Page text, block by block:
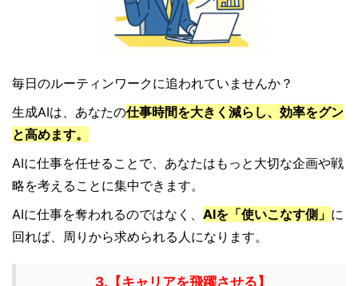
毎日のルーティンワークに追われていませんか？
生成AIは、あなたの仕事時間を大きく減らし、効率をグン
と高めます。
AIに仕事を任せることで、あなたはもっと大切な企画や戦
略を考えることに集中できます。
AIに仕事を奪われるのではなく、 AIを「使いこなす側」 に
回れば、周りから求められる人になります。
3.【キャリアを飛躍させる】